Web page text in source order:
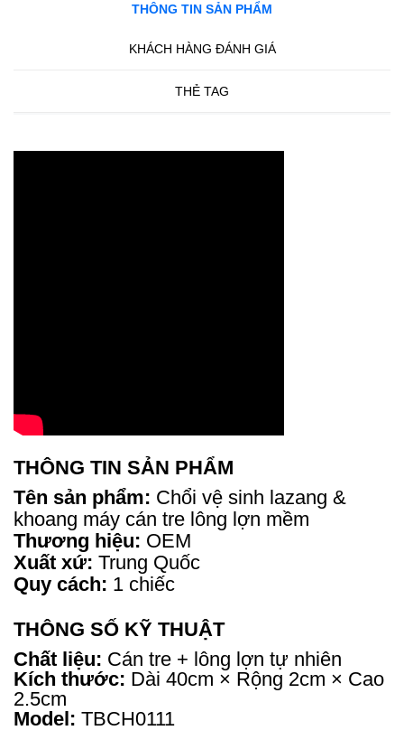
THÔNG TIN SẢN PHẨM
KHÁCH HÀNG ĐÁNH GIÁ
THẺ TAG
THÔNG TIN SẢN PHẨM
Tên sản phẩm: Chổi vệ sinh lazang &
khoang máy cán tre lông lợn mềm
Thương hiệu: OEM
Xuất xứ: Trung Quốc
Quy cách: 1 chiếc
THÔNG SỐ KỸ THUẬT
Chất liệu: Cán tre + lông lợn tự nhiên
Kích thước: Dài 40cm × Rộng 2cm × Cao
2.5cm
Model: TBCH0111